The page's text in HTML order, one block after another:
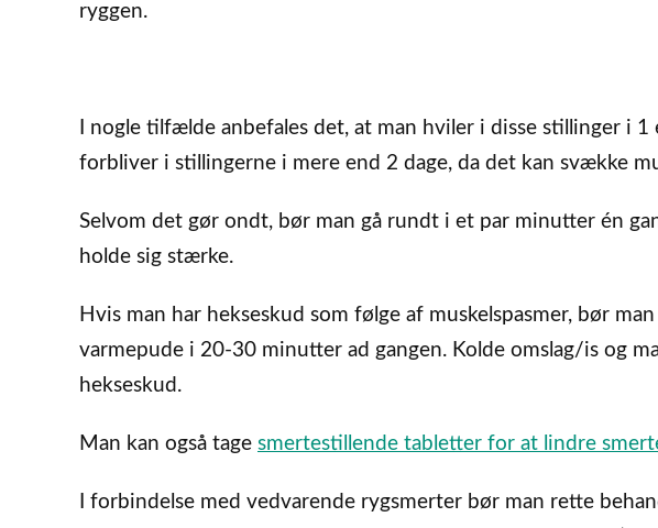
ryggen.
I nogle tilfælde anbefales det, at man hviler i disse stillinger i 1
forbliver i stillingerne i mere end 2 dage, da det kan svække
Selvom det gør ondt, bør man gå rundt i et par minutter én
holde sig stærke.
Hvis man har hekseskud som følge af muskelspasmer, bør
varmepude i 20-30 minutter ad gangen. Kolde omslag/is og
hekseskud.
Man kan også tage smertestillende tabletter for at lindre
I forbindelse med vedvarende rygsmerter bør man rette